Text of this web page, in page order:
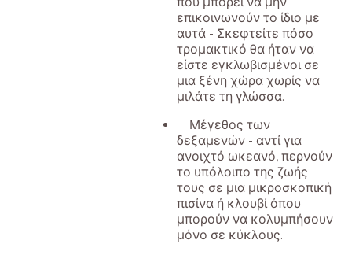
επικοινωνούν το ίδιο με
αυτά - Σκεφτείτε πόσο
τρομακτικό θα ήταν να
είστε εγκλωβισμένοι σε
μια ξένη χώρα χωρίς να
μιλάτε τη γλώσσα.
Μέγεθος των
δεξαμενών - αντί για
ανοιχτό ωκεανό, περνούν
το υπόλοιπο της ζωής
τους σε μια μικροσκοπική
πισίνα ή κλουβί όπου
μπορούν να κολυμπήσουν
μόνο σε κύκλους.